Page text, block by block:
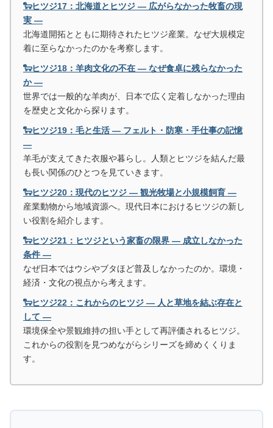
🐑ヒツジ17：北海道とヒツジ ― 広がらなかった牧畜の現
実 ―
北海道開拓とともに期待されたヒツジ産業。なぜ大規模定
着に至らなかったのかを考察します。
🐑ヒツジ18：羊肉文化の不在 ― なぜ食卓に残らなかった
か ―
世界では一般的な羊肉が、日本で広く定着しなかった理由
を歴史と文化から探ります。
🐑ヒツジ19：毛と生活 ― フェルト・防寒・手仕事の記憶
―
羊毛が支えてきた衣服や暮らし。人類とヒツジを結んだ最
も長い関係のひとつを見ていきます。
🐑ヒツジ20：現代のヒツジ ― 観光牧場と小規模飼育 ―
産業動物から地域資源へ。現代日本におけるヒツジの新し
い役割を紹介します。
🐑ヒツジ21：ヒツジという家畜の限界 ― 成立しなかった
条件 ―
なぜ日本ではウシやブタほど普及しなかったのか。環境・
経済・文化の視点から考えます。
🐑ヒツジ22：これからのヒツジ ― 人と草地を結ぶ存在と
して ―
環境保全や景観維持の担い手として再評価されるヒツジ。
これからの役割を見つめながらシリーズを締めくくりま
す。